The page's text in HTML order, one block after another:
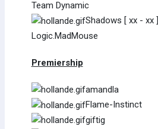
Team Dynamic
Shadows [ xx - xx ]
Logic.MadMouse
Premiership
amandla
Flame-Instinct
giftig